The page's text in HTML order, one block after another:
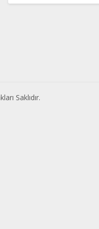
Saklıdır.